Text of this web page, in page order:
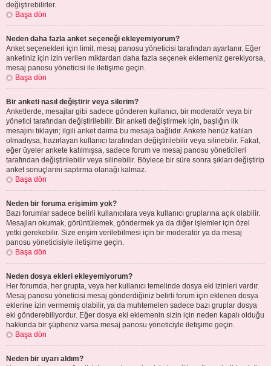
değiştirebilirler.
Başa dön
Neden daha fazla anket seçeneği ekleyemiyorum?
Anket seçenekleri için limit, mesaj panosu yöneticisi tarafından ayarlanır. Eğer
anketiniz için izin verilen miktardan daha fazla seçenek eklemeniz gerekiyorsa,
mesaj panosu yöneticisi ile iletişime geçin.
Başa dön
Bir anketi nasıl değiştirir veya silerim?
Anketlerde, mesajlar gibi sadece gönderen kullanıcı, bir moderatör veya bir
yönetici tarafından değiştirilebilir. Bir anketi değiştirmek için, başlığın ilk
mesajını tıklayın; ilgili anket daima bu mesaja bağlıdır. Ankete henüz katılan
olmadıysa, hazırlayan kullanıcı tarafından değiştirilebilir veya silinebilir. Fakat,
eğer üyeler ankete katılmışsa, sadece forum ve mesaj panosu yöneticileri
tarafından değiştirilebilir veya silinebilir. Böylece bir süre sonra şıkları değiştirip
anket sonuçlarını saptırma olanağı kalmaz.
Başa dön
Neden bir foruma erişimim yok?
Bazı forumlar sadece belirli kullanıcılara veya kullanıcı gruplarına açık olabilir.
Mesajları okumak, görüntülemek, göndermek ya da diğer işlemler için özel
yetki gerekebilir. Size erişim verilebilmesi için bir moderatör ya da mesaj
panosu yöneticisiyle iletişime geçin.
Başa dön
Neden dosya ekleri ekleyemiyorum?
Her forumda, her grupta, veya her kullanıcı temelinde dosya eki izinleri vardır.
Mesaj panosu yöneticisi mesaj gönderdiğiniz belirli forum için eklenen dosya
eklerine izin vermemiş olabilir, ya da muhtemelen sadece bazı gruplar dosya
eki gönderebiliyordur. Eğer dosya eki eklemenin sizin için neden kapalı olduğu
hakkında bir şüpheniz varsa mesaj panosu yöneticiyle iletişime geçin.
Başa dön
Neden bir uyarı aldım?